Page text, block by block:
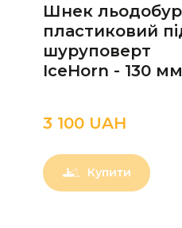
Шнек
пластиковий
шуруповерт
IceHorn - 130 мм
3 100 UAН
Купити